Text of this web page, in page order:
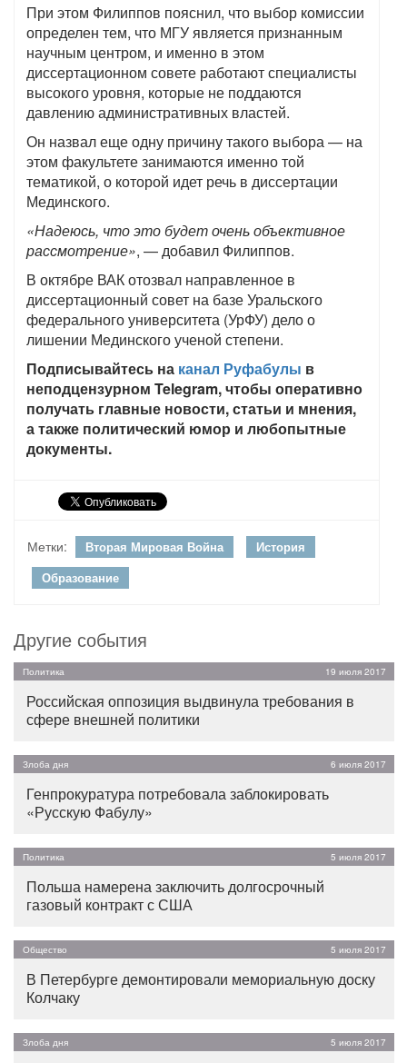
При этом Филиппов пояснил, что выбор комиссии
определен тем, что МГУ является признанным
научным центром, и именно в этом
диссертационном совете работают специалисты
высокого уровня, которые не поддаются
давлению административных властей.
Он назвал еще одну причину такого выбора — на
этом факультете занимаются именно той
тематикой, о которой идет речь в диссертации
Мединского.
«Надеюсь, что это будет очень объективное
рассмотрение», — добавил Филиппов.
В октябре ВАК отозвал направленное в
диссертационный совет на базе Уральского
федерального университета (УрФУ) дело о
лишении Мединского ученой степени.
Подписывайтесь на канал Руфабулы в
неподцензурном Telegram, чтобы оперативно
получать главные новости, статьи и мнения,
а также политический юмор и любопытные
документы.
Метки: Вторая Мировая Война
История
Образование
Другие события
Политика 19 июля 2017
Российская оппозиция выдвинула требования в
сфере внешней политики
Злоба дня 6 июля 2017
Генпрокуратура потребовала заблокировать
«Русскую Фабулу»
Политика 5 июля 2017
Польша намерена заключить долгосрочный
газовый контракт с США
Общество 5 июля 2017
В Петербурге демонтировали мемориальную доску
Колчаку
Злоба дня 5 июля 2017